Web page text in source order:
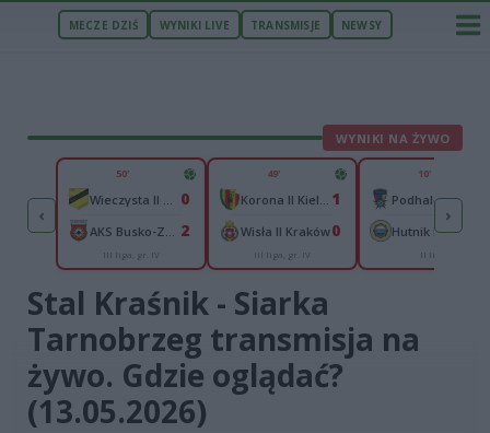
MECZE DZIŚ WYNIKI LIVE TRANSMISJE NEWSY
WYNIKI NA ŻYWO
‹
2
1
50'
0
2
III liga, gr. IV
49'
1
Wisła II Kraków0
III liga, gr. IV
10'
Hutnik Kraków
II liga
›
Stal Kraśnik - Siarka
Tarnobrzeg transmisja na
żywo. Gdzie oglądać?
(13.05.2026)